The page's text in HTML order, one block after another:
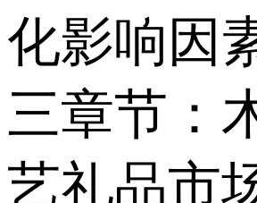
化影响因
三章节：
艺礼品市